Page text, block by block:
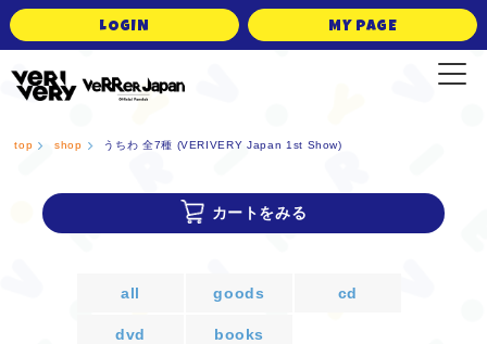
LOGIN MY PAGE
top shop うちわ 全7種 (VERIVERY Japan 1st Show)
カートをみる
all goods cd
dvd books